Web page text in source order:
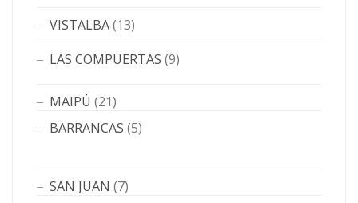
VISTALBA(13)
LAS COMPUERTAS (9)
MAIPÚ (21)
BARRANCAS (5)
SAN JUAN (7)